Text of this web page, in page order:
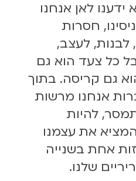
לאן אנחנו
חסרות
לעצב,
כל צעד הוא גם
גם קריסה. בתוך
אנחנו מרשות
להיות
את עצמנו
אחת בשנייה
שלנו.